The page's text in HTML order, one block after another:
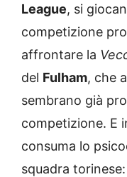
League, si
competizione
affrontare la
del Fulham, che
sembrano già
competizione. E
consuma lo
squadra